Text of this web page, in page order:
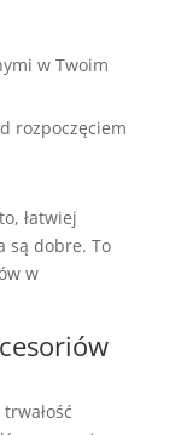
w Twoim
rozpoczęciem
łatwiej
są dobre. To
w